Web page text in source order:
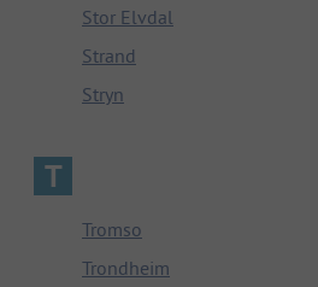
Stor Elvdal
Strand
Stryn
T
Tromso
Trondheim